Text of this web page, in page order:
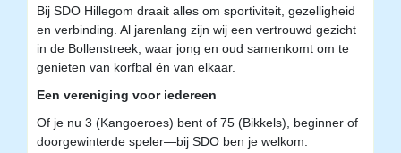
Bij SDO Hillegom draait alles om sportiviteit, gezelligheid
en verbinding. Al jarenlang zijn wij een vertrouwd gezicht
in de Bollenstreek, waar jong en oud samenkomt om te
genieten van korfbal én van elkaar.
Een vereniging voor iedereen
Of je nu 3 (Kangoeroes) bent of 75 (Bikkels), beginner of
doorgewinterde speler—bij SDO ben je welkom.